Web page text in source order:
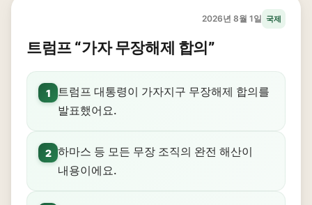
2026년 8월 1일 국제
트럼프 “가자 무장해제 합의”
1
트럼프 대통령이 가자지구 무장해제 합의를
발표했어요.
2 하마스 등 모든 무장 조직의 완전 해산이
내용이에요.